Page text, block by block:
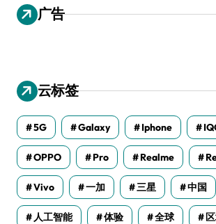
广告
云标签
5G Galaxy Iphone
OPPO Pro Realme
Vivo 一加 三星 中国
人工智能 体验 全球